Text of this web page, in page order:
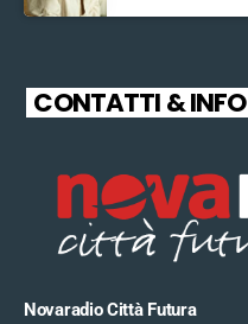
CONTATTI & INFO
Novaradio Città Futura